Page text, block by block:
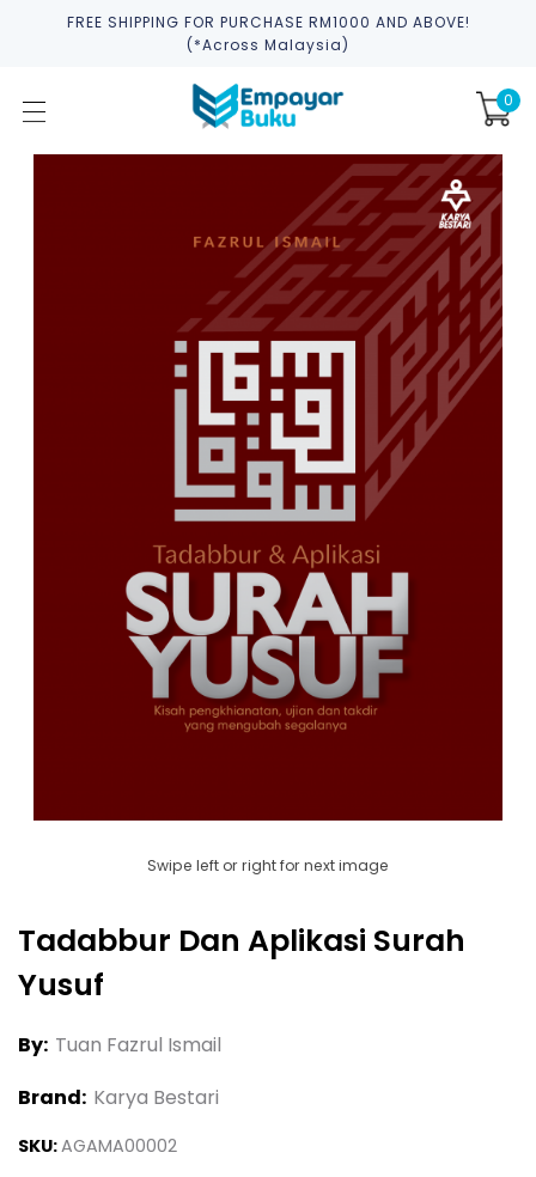
FREE SHIPPING FOR PURCHASE RM1000 AND ABOVE!
(*across Malaysia)
0
Swipe left or right for next image
Tadabbur Dan Aplikasi Surah
Yusuf
By: Tuan Fazrul Ismail
Brand: Karya Bestari
SKU:AGAMA00002